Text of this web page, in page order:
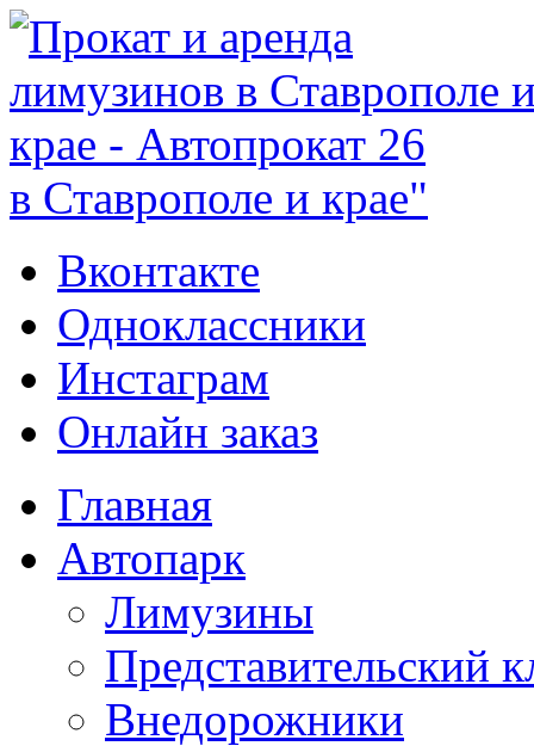
в Ставрополе и крае"
Вконтакте
Одноклассники
Инстаграм
Онлайн заказ
Главная
Автопарк
Лимузины
Представительский
Внедорожники